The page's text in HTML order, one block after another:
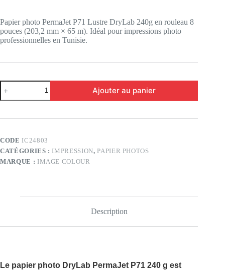
Papier photo PermaJet P71 Lustre DryLab 240g en rouleau 8
pouces (203,2 mm × 65 m). Idéal pour impressions photo
professionnelles en Tunisie.
quantité
de
Papier
PermaJet
DryLab
240g
Ajouter au panier
CODE IC24803
CATÉGORIES : IMPRESSION,PAPIER PHOTOS
MARQUE : IMAGE COLOUR
Description
Le papier photo DryLab PermaJet P71 240 g est